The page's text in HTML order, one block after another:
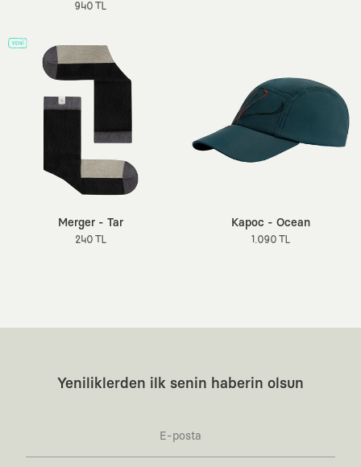
940 TL
Merger - Tar
240 TL
Kapoc - Ocean
1.090 TL
Yeniliklerden ilk senin haberin olsun